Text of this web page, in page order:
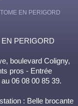
EN PERIGORD
PERIGORD
boulevard Coligny,
pros - Entrée
06 08 00 85 39.
: Belle brocante